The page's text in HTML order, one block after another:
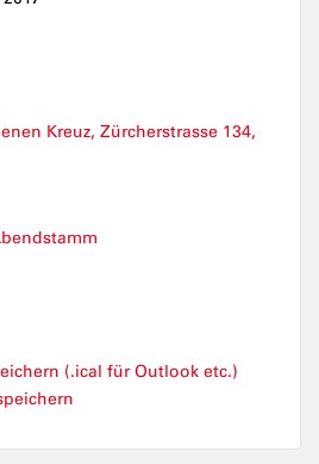
Kreuz, Zürcherstrasse 134,
(.ical für Outlook etc.)